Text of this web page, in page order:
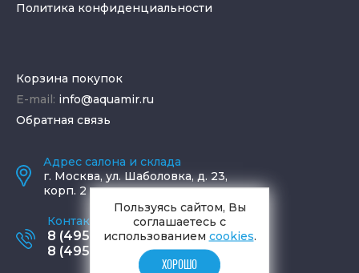
Политика конфиденциальности
Корзина покупок
E-mail: info@aquamir.ru
Обратная связь
Адрес салона и склада
г. Москва,ул. Шаболовка, д. 23,
корп. 2
Контактные телефоны
8 (495) 795-77-65
8 (495) 797-11-67
Пользуясь сайтом, Вы
соглашаетесь с
использованием cookies.
ХОРОШО